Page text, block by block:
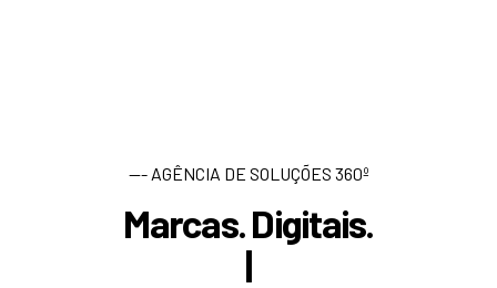
--- AGÊNCIA DE SOLUÇÕES 360º
Marcas. Digitais.
es